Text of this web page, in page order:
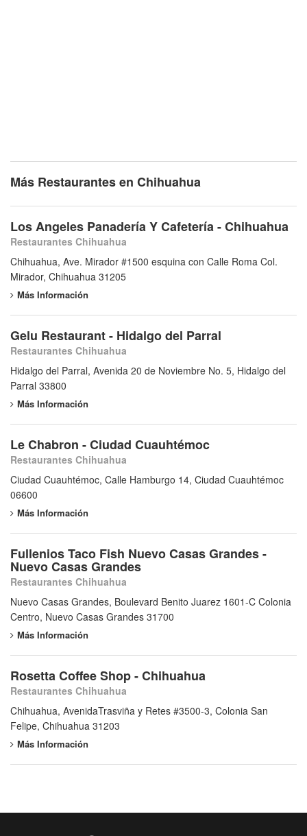
Más Restaurantes en Chihuahua
Los Angeles Panadería Y Cafetería - Chihuahua
Restaurantes Chihuahua
Chihuahua, Ave. Mirador #1500 esquina con Calle Roma Col.
Mirador, Chihuahua 31205
Más Información
Gelu Restaurant - Hidalgo del Parral
Restaurantes Chihuahua
Hidalgo del Parral, Avenida 20 de Noviembre No. 5, Hidalgo del
Parral 33800
Más Información
Le Chabron - Ciudad Cuauhtémoc
Restaurantes Chihuahua
Ciudad Cuauhtémoc, Calle Hamburgo 14, Ciudad Cuauhtémoc
06600
Más Información
Fullenios Taco Fish Nuevo Casas Grandes -
Nuevo Casas Grandes
Restaurantes Chihuahua
Nuevo Casas Grandes, Boulevard Benito Juarez 1601-C Colonia
Centro, Nuevo Casas Grandes 31700
Más Información
Rosetta Coffee Shop - Chihuahua
Restaurantes Chihuahua
Chihuahua, AvenidaTrasviña y Retes #3500-3, Colonia San
Felipe, Chihuahua 31203
Más Información